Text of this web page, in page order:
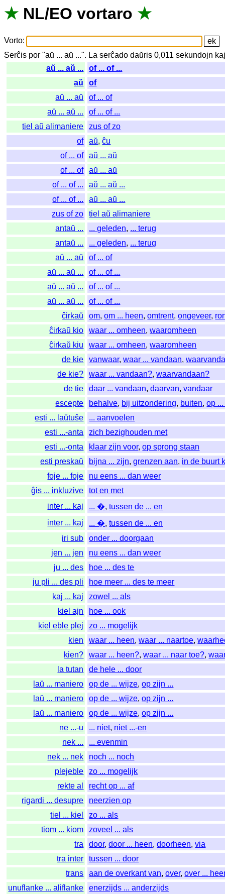
★ NL/EO vortaro ★
Vorto:
Serĉis por "aŭ ... aŭ ...". La serĉado daŭris 0,011sekundojn
aŭ ... aŭ ...
of ... of ...
aŭ
of
aŭ ... aŭ
of ... of
aŭ ... aŭ ...
of ... of ...
tiel aŭ alimaniere
zus of zo
of
aŭ,ĉu
of ... of
aŭ ... aŭ
of ... of
aŭ ... aŭ
of ... of ...
aŭ ... aŭ ...
of ... of ...
aŭ ... aŭ ...
zus of zo
tiel aŭ alimaniere
antaŭ ...
... geleden, ... terug
antaŭ ...
... geleden, ... terug
aŭ ... aŭ
of ... of
aŭ ... aŭ ...
of ... of ...
aŭ ... aŭ ...
of ... of ...
aŭ ... aŭ ...
of ... of ...
ĉirkaŭ
om,om ... heen,omtrent,ongeveer,
ĉirkaŭ kio
waar ... omheen,waaromheen
ĉirkaŭ kiu
waar ... omheen,waaromheen
de kie
vanwaar,waar ... vandaan,
de kie?
waar ... vandaan?,waarvandaan?
de tie
daar ... vandaan,daarvan,vandaar
escepte
behalve, bij uitzondering, buiten,op
esti ... laŭtuŝe
... aanvoelen
esti ...-anta
zich bezighouden met
esti ...-onta
klaar zijn voor,op sprong staan
esti preskaŭ
bijna ... zijn,grenzen aan, in de buurt
foje ... foje
nu eens ... dan weer
ĝis ... inkluzive
tot en met
inter ... kaj
... �,tussen de ... en
inter ... kaj
... �,tussen de ... en
iri sub
onder ... doorgaan
jen ... jen
nu eens ... dan weer
ju ... des
hoe ... des te
ju pli ... des pli
hoe meer ... des te meer
kaj ... kaj
zowel ... als
kiel ajn
hoe ... ook
kiel eble plej
zo ... mogelijk
kien
waar ... heen,waar ... naartoe,
kien?
waar ... heen?,waar ... naar toe?,
la tutan
de hele ... door
laŭ ... maniero
op de ... wijze,op zijn ...
laŭ ... maniero
op de ... wijze,op zijn ...
laŭ ... maniero
op de ... wijze,op zijn ...
ne ...-u
... niet, niet ...-en
nek ...
... evenmin
nek ... nek
noch ... noch
plejeble
zo ... mogelijk
rekte al
recht op ... af
rigardi ... desupre
neerzien op
tiel ... kiel
zo ... als
tiom ... kiom
zoveel ... als
tra
door,door ... heen,doorheen,via
tra inter
tussen ... door
trans
aan de overkant van,over,over ...
unuflanke ... aliflanke
enerzijds ... anderzijds